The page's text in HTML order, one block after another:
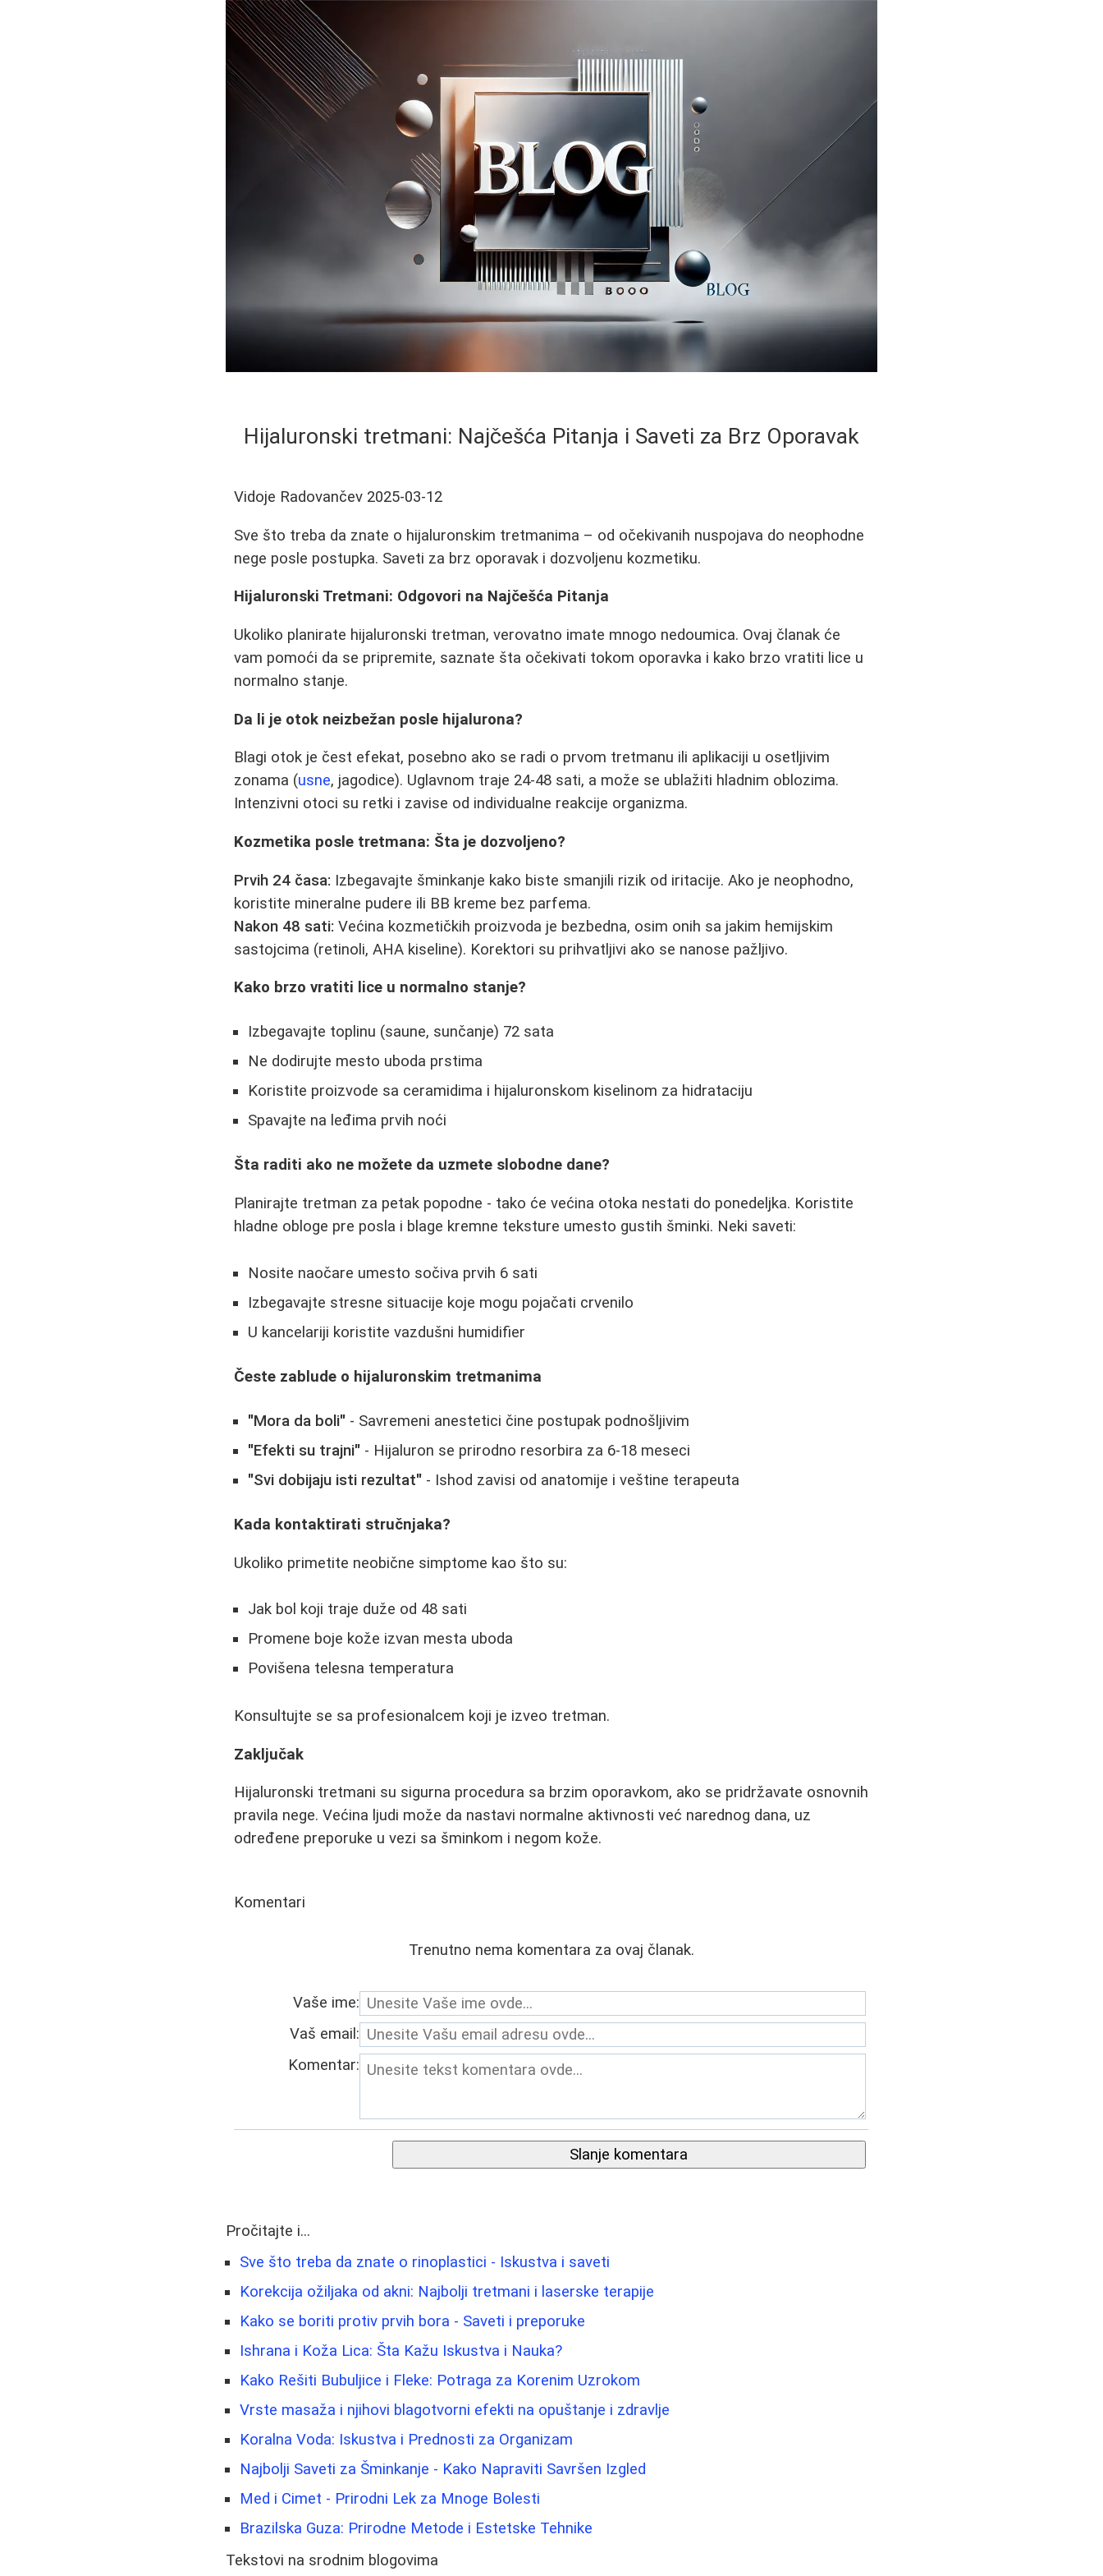
Hijaluronski tretmani: Najčešća Pitanja i Saveti za Brz Oporavak
Vidoje Radovančev 2025-03-12
Sve što treba da znate o hijaluronskim tretmanima – od očekivanih nuspojava do neophodne
nege posle postupka. Saveti za brz oporavak i dozvoljenu kozmetiku.
Hijaluronski Tretmani: Odgovori na Najčešća Pitanja
Ukoliko planirate hijaluronski tretman, verovatno imate mnogo nedoumica. Ovaj članak će
vam pomoći da se pripremite, saznate šta očekivati tokom oporavka i kako brzo vratiti lice u
normalno stanje.
Da li je otok neizbežan posle hijalurona?
Blagi otok je čest efekat, posebno ako se radi o prvom tretmanu ili aplikaciji u osetljivim
zonama (usne, jagodice). Uglavnom traje 24-48 sati, a može se ublažiti hladnim oblozima.
Intenzivni otoci su retki i zavise od individualne reakcije organizma.
Kozmetika posle tretmana: Šta je dozvoljeno?
Prvih 24 časa: Izbegavajte šminkanje kako biste smanjili rizik od iritacije. Ako je neophodno,
koristite mineralne pudere ili BB kreme bez parfema.
Nakon 48 sati: Većina kozmetičkih proizvoda je bezbedna, osim onih sa jakim hemijskim
sastojcima (retinoli, AHA kiseline). Korektori su prihvatljivi ako se nanose pažljivo.
Kako brzo vratiti lice u normalno stanje?
Izbegavajte toplinu (saune, sunčanje) 72 sata
Ne dodirujte mesto uboda prstima
Koristite proizvode sa ceramidima i hijaluronskom kiselinom za hidrataciju
Spavajte na leđima prvih noći
Šta raditi ako ne možete da uzmete slobodne dane?
Planirajte tretman za petak popodne - tako će većina otoka nestati do ponedeljka. Koristite
hladne obloge pre posla i blage kremne teksture umesto gustih šminki. Neki saveti:
Nosite naočare umesto sočiva prvih 6 sati
Izbegavajte stresne situacije koje mogu pojačati crvenilo
U kancelariji koristite vazdušni humidifier
Česte zablude o hijaluronskim tretmanima
"Mora da boli" - Savremeni anestetici čine postupak podnošljivim
"Efekti su trajni" - Hijaluron se prirodno resorbira za 6-18 meseci
"Svi dobijaju isti rezultat" - Ishod zavisi od anatomije i veštine terapeuta
Kada kontaktirati stručnjaka?
Ukoliko primetite neobične simptome kao što su:
Jak bol koji traje duže od 48 sati
Promene boje kože izvan mesta uboda
Povišena telesna temperatura
Konsultujte se sa profesionalcem koji je izveo tretman.
Zaključak
Hijaluronski tretmani su sigurna procedura sa brzim oporavkom, ako se pridržavate osnovnih
pravila nege. Većina ljudi može da nastavi normalne aktivnosti već narednog dana, uz
određene preporuke u vezi sa šminkom i negom kože.
Komentari
Trenutno nema komentara za ovaj članak.
Vaše ime:
Vaš email:
Komentar:
Slanje komentara
Pročitajte i...
Sve što treba da znate o rinoplastici - Iskustva i saveti
Korekcija ožiljaka od akni: Najbolji tretmani i laserske terapije
Kako se boriti protiv prvih bora - Saveti i preporuke
Ishrana i Koža Lica: Šta Kažu Iskustva i Nauka?
Kako Rešiti Bubuljice i Fleke: Potraga za Korenim Uzrokom
Vrste masaža i njihovi blagotvorni efekti na opuštanje i zdravlje
Koralna Voda: Iskustva i Prednosti za Organizam
Najbolji Saveti za Šminkanje - Kako Napraviti Savršen Izgled
Med i Cimet - Prirodni Lek za Mnoge Bolesti
Brazilska Guza: Prirodne Metode i Estetske Tehnike
Tekstovi na srodnim blogovima